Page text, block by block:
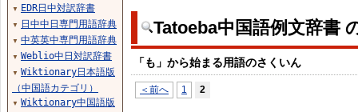
Tatoeba中国語例文辞書
「も」から始まる用語のさくいん
＜前へ 1 2
▼ EDR日中対訳辞書
▼ 日中中日専門用語辞典
▼ 中英英中専門用語辞典
▼ Weblio中日対訳辞書
▼ Wiktionary日本語版
（中国語カテゴリ）
▼ Wiktionary中国語版